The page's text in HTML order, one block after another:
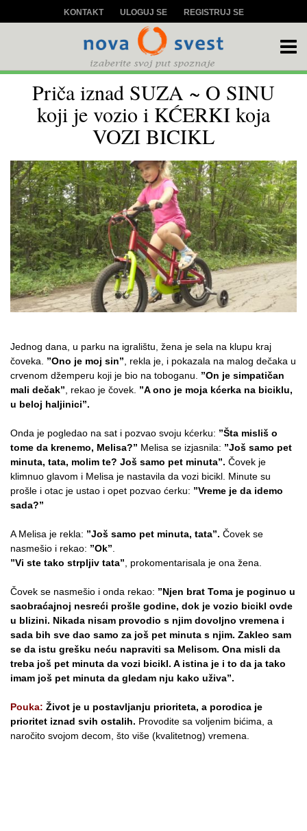
KONTAKT ULOGUJ SE REGISTRUJ SE
Priča iznad SUZA ~ O SINU
koji je vozio i KĆERKI koja
VOZI BICIKL
Jednog dana, u parku na igralištu, žena je sela na klupu kraj
čoveka. ”Ono je moj sin” , rekla je, i pokazala na malog dečaka u
crvenom džemperu koji je bio na toboganu. ”On je simpatičan
mali dečak” , rekao je čovek. ”A ono je moja kćerka na biciklu,
u beloj haljinici”.
Onda je pogledao na sat i pozvao svoju kćerku: ”Šta misliš o
tome da krenemo, Melisa?” Melisa se izjasnila: ”Još samo pet
minuta, tata, molim te? Još samo pet minuta”. Čovek je
klimnuo glavom i Melisa je nastavila da vozi bicikl. Minute su
prošle i otac je ustao i opet pozvao ćerku: ”Vreme je da idemo
sada?”
A Melisa je rekla: ”Još samo pet minuta, tata”. Čovek se
nasmešio i rekao: ”Ok”
”Vi ste tako strpljiv tata” , prokomentarisala je ona žena.
Čovek se nasmešio i onda rekao: ”Njen brat Toma je poginuo u
saobraćajnoj nesreći prošle godine, dok je vozio bicikl ovde
u blizini. Nikada nisam provodio s njim dovoljno vremena i
sada bih sve dao samo za još pet minuta s njim. Zakleo sam
se da istu grešku neću napraviti sa Melisom. Ona misli da
treba još pet minuta da vozi bicikl. A istina je i to da ja tako
imam još pet minuta da gledam nju kako uživa”.
Pouka: Život je u postavljanju prioriteta, a porodica je
prioritet iznad svih ostalih. Provodite sa voljenim bićima, a
naročito svojom decom, što više (kvalitetnog) vremena.